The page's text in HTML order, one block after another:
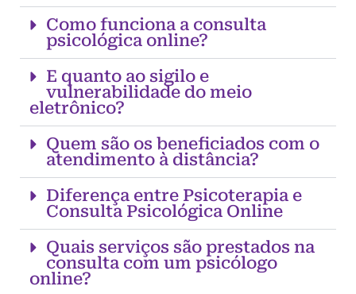
Como funciona a consulta
psicológica online?
E quanto ao sigilo e
vulnerabilidade do meio
eletrônico?
Quem são os beneficiados com o
atendimento à distância?
Diferença entre Psicoterapia e
Consulta Psicológica Online
Quais serviços são prestados na
consulta com um psicólogo
online?